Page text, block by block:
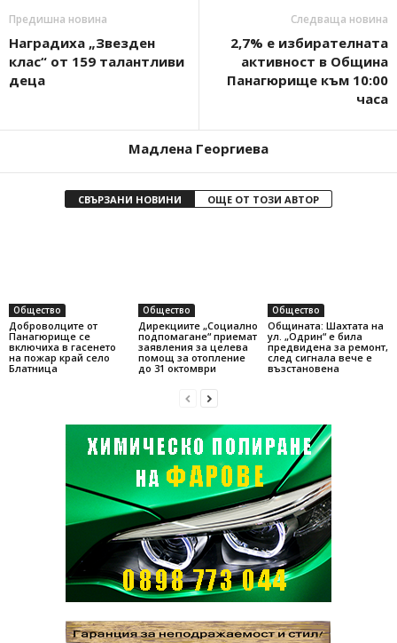
Предишна новина
Наградиха „Звезден
клас“ от 159 талантливи
деца
Следваща новина
2,7% е избирателната
активност в Община
Панагюрище към 10:00
часа
Мадлена Георгиева
СВЪРЗАНИ НОВИНИ ОЩЕ ОТ ТОЗИ АВТОР
Общество
Доброволците от
Панагюрище се
включиха в гасенето
на пожар край село
Блатница
Общество
Дирекциите „Социално
подпомагане“ приемат
заявления за целева
помощ за отопление
до 31 октомври
Общество
Общината: Шахтата на
ул. „Одрин“ е била
предвидена за ремонт,
след сигнала вече е
възстановена